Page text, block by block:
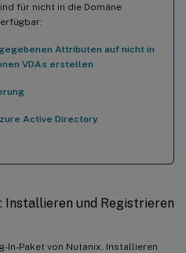
für nicht in die Domäne
Attributen auf nicht in
VDAs erstellen
Active Directory
und Registrieren
In-Paket von Nutanix. Installieren